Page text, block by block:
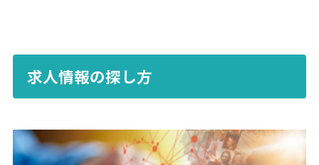
求人情報の探し方